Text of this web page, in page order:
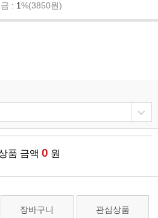
: 1%(3850원)
품 금액 0 원
장바구니 관심상품